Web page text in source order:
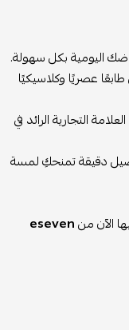
اليومية بكل سهولة.
عصريًا وكلاسيكيًا
التجارية الرائد في
دقيقة تمنحكِ لمسة
الآن منeseven